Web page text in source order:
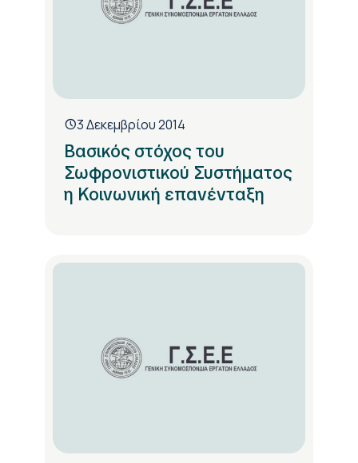
3 Δεκεμβρίου 2014
Βασικός στόχος του
Σωφρονιστικού Συστήματος
η Κοινωνική επανένταξη